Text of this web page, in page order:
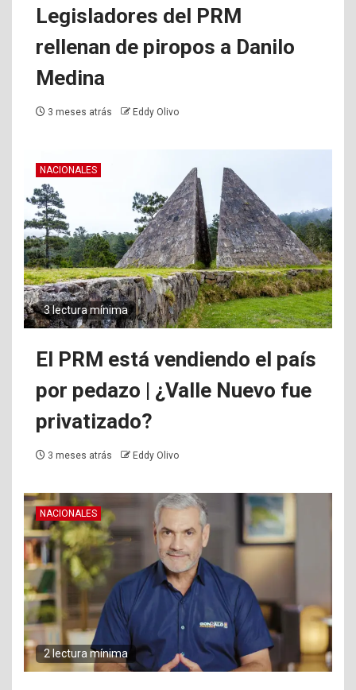
Legisladores del PRM
rellenan de piropos a Danilo
Medina
3 meses atrás Eddy Olivo
NACIONALES
3 lectura mínima
El PRM está vendiendo el país
por pedazo | ¿Valle Nuevo fue
privatizado?
3 meses atrás Eddy Olivo
NACIONALES
2 lectura mínima